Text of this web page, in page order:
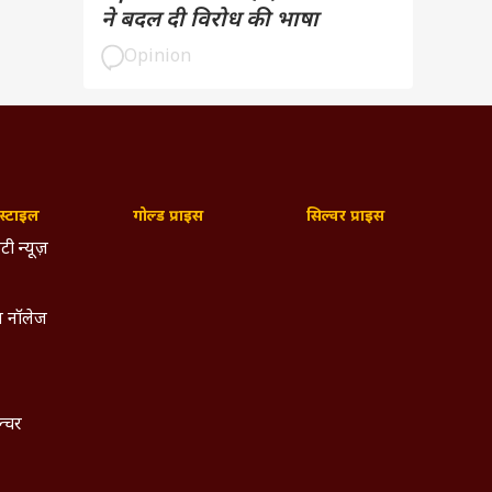
ने बदल दी विरोध की भाषा
Opinion
न्यूज़
नॉलेज
गोल्ड प्राइस सिल्वर प्राइस